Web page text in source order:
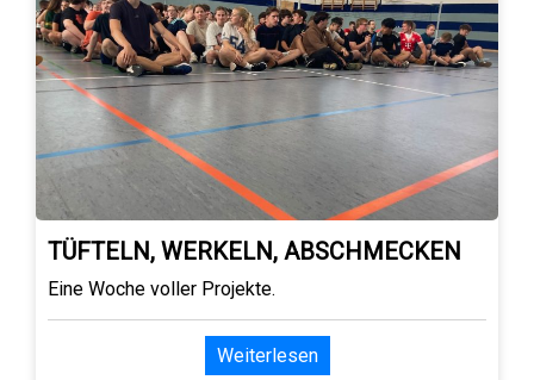
TÜFTELN, WERKELN, ABSCHMECKEN
Eine Woche voller Projekte.
Weiterlesen